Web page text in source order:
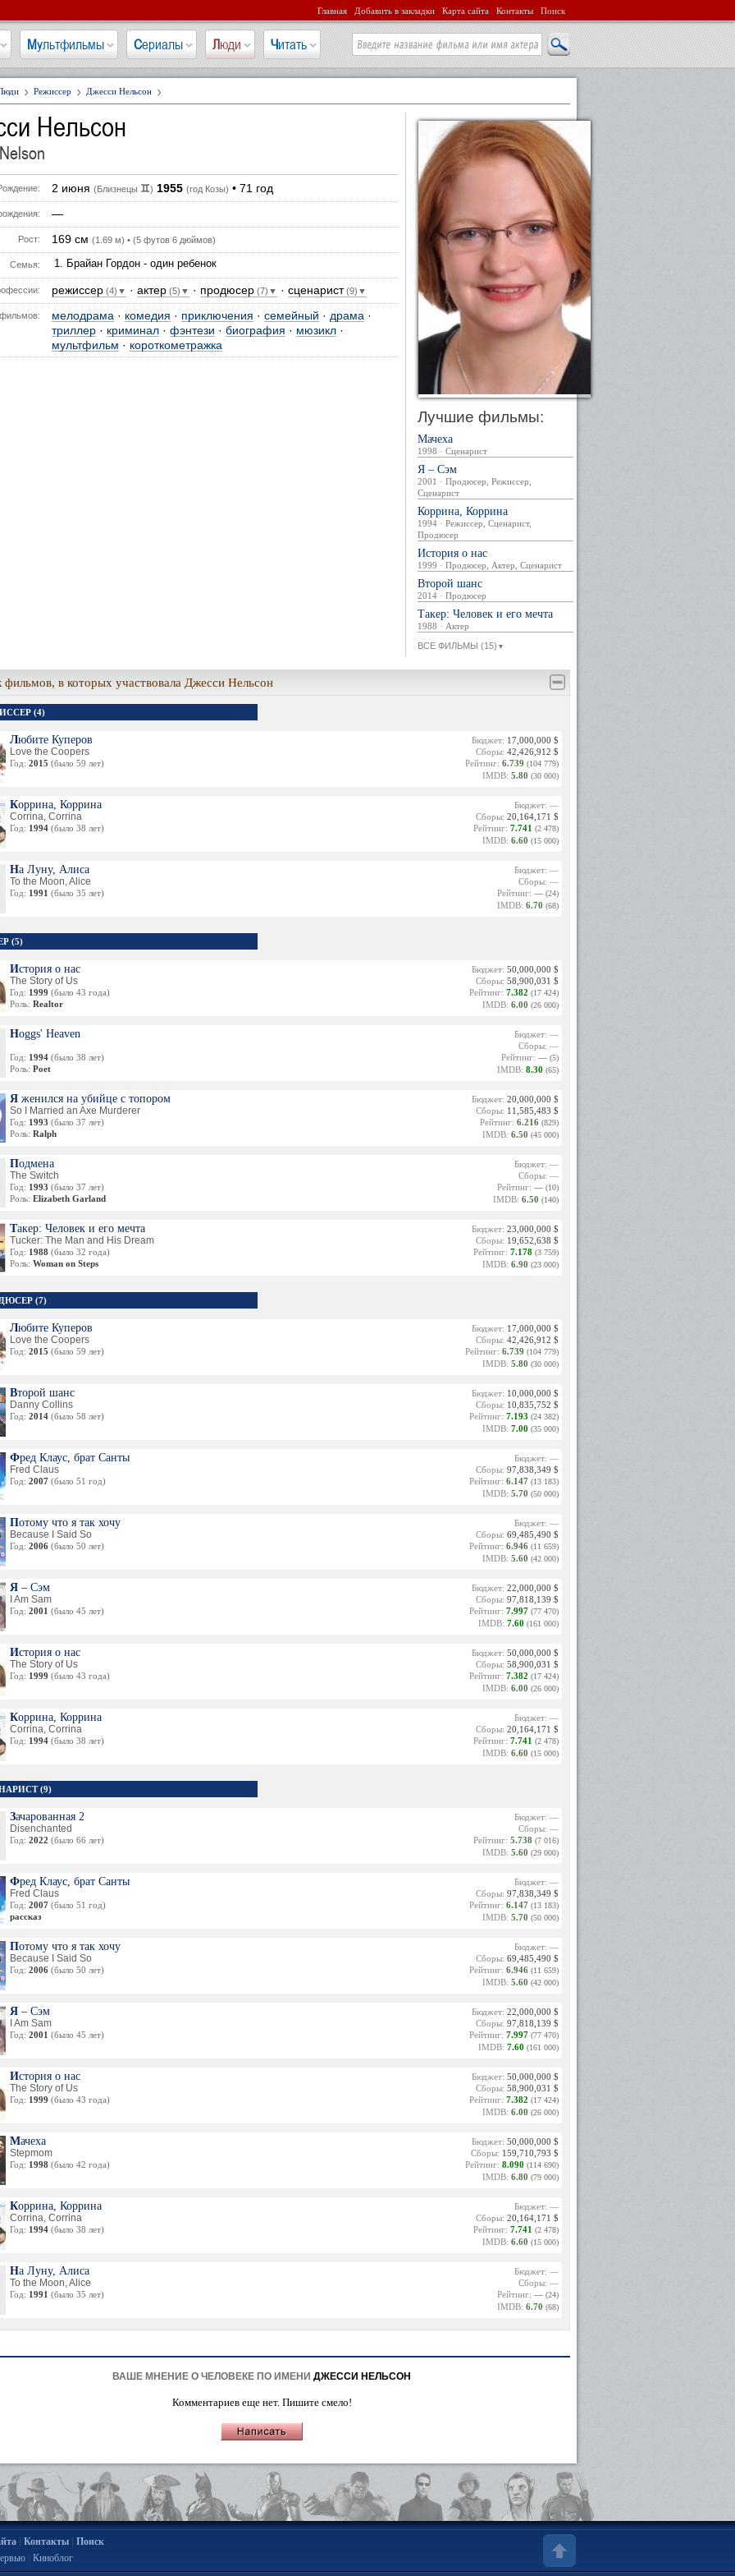
Главная Добавить в закладки Карта сайта Контакты Поиск
Мультфильмы Сериалы Люди Читать
Режиссер Джесси Нельсон
Нельсон
2 июня (Близнецы ♊) 1955 (год Козы) • 71 год
—
Рост: 169 см (1.69 м) • (5 футов 6 дюймов)
Семья: Брайан Гордон - один ребенок
режиссер (4)▼ · актер (5)▼ · продюсер (7)▼ · сценарист(9)▼
мелодрама · комедия · приключения · семейный · драма ·
триллер · криминал · фэнтези · биография · мюзикл ·
мультфильм · короткометражка
Лучшие фильмы:
Мачеха
1998 · Сценарист
Я – Сэм
2001 · Продюсер, Режиссер,
Сценарист
Коррина, Коррина
1994 · Режиссер, Сценарист,
Продюсер
История о нас
1999 · Продюсер, Актер, Сценарист
Второй шанс
2014 · Продюсер
Такер: Человек и его мечта
1988 · Актер
ВСЕ ФИЛЬМЫ (15) ▼
фильмов, в которых участвовала Джесси Нельсон
(4)
Любите Куперов
Love the Coopers
Год: 2015 (было 59 лет)
Бюджет: 17,000,000 $
Сборы: 42,426,912 $
Рейтинг: 6.739 (104 779)
IMDB: 5.80 (30 000)
Коррина, Коррина
Corrina, Corrina
Год: 1994 (было 38 лет)
Бюджет: —
Сборы: 20,164,171 $
Рейтинг: 7.741 (2 478)
IMDB: 6.60 (15 000)
На Луну, Алиса
To the Moon, Alice
Год: 1991 (было 35 лет)
Бюджет: —
Сборы: —
Рейтинг: — (24)
IMDB: 6.70 (68)
(5)
История о нас
The Story of Us
Год: 1999 (было 43 года)
Роль: Realtor
Бюджет: 50,000,000 $
Сборы: 58,900,031 $
Рейтинг: 7.382 (17 424)
IMDB: 6.00 (26 000)
Hoggs' Heaven
Год: 1994 (было 38 лет)
Роль: Poet
Бюджет: —
Сборы: —
Рейтинг: — (5)
IMDB: 8.30 (65)
Я женился на убийце с топором
So I Married an Axe Murderer
Год: 1993 (было 37 лет)
Роль: Ralph
Бюджет: 20,000,000 $
Сборы: 11,585,483 $
Рейтинг: 6.216 (829)
IMDB: 6.50 (45 000)
Подмена
The Switch
Год: 1993 (было 37 лет)
Роль: Elizabeth Garland
Бюджет: —
Сборы: —
Рейтинг: — (10)
IMDB: 6.50 (140)
Такер: Человек и его мечта
Tucker: The Man and His Dream
Год: 1988 (было 32 года)
Роль: Woman on Steps
Бюджет: 23,000,000 $
Сборы: 19,652,638 $
Рейтинг: 7.178 (3 759)
IMDB: 6.90 (23 000)
(7)
Любите Куперов
Love the Coopers
Год: 2015 (было 59 лет)
Бюджет: 17,000,000 $
Сборы: 42,426,912 $
Рейтинг: 6.739 (104 779)
IMDB: 5.80 (30 000)
Второй шанс
Danny Collins
Год: 2014 (было 58 лет)
Бюджет: 10,000,000 $
Сборы: 10,835,752 $
Рейтинг: 7.193 (24 382)
IMDB: 7.00 (35 000)
Фред Клаус, брат Санты
Fred Claus
Год: 2007 (было 51 год)
Бюджет: —
Сборы: 97,838,349 $
Рейтинг: 6.147 (13 183)
IMDB: 5.70 (50 000)
Потому что я так хочу
Because I Said So
Год: 2006 (было 50 лет)
Бюджет: —
Сборы: 69,485,490 $
Рейтинг: 6.946 (11 659)
IMDB: 5.60 (42 000)
Я – Сэм
I Am Sam
Год: 2001 (было 45 лет)
Бюджет: 22,000,000 $
Сборы: 97,818,139 $
Рейтинг: 7.997 (77 470)
IMDB: 7.60 (161 000)
История о нас
The Story of Us
Год: 1999 (было 43 года)
Бюджет: 50,000,000 $
Сборы: 58,900,031 $
Рейтинг: 7.382 (17 424)
IMDB: 6.00 (26 000)
Коррина, Коррина
Corrina, Corrina
Год: 1994 (было 38 лет)
Бюджет: —
Сборы: 20,164,171 $
Рейтинг: 7.741 (2 478)
IMDB: 6.60 (15 000)
(9)
Зачарованная 2
Disenchanted
Год: 2022 (было 66 лет)
Бюджет: —
Сборы: —
Рейтинг: 5.738 (7 016)
IMDB: 5.60 (29 000)
Фред Клаус, брат Санты
Fred Claus
Год: 2007 (было 51 год)
рассказ
Бюджет: —
Сборы: 97,838,349 $
Рейтинг: 6.147 (13 183)
IMDB: 5.70 (50 000)
Потому что я так хочу
Because I Said So
Год: 2006 (было 50 лет)
Бюджет: —
Сборы: 69,485,490 $
Рейтинг: 6.946 (11 659)
IMDB: 5.60 (42 000)
Я – Сэм
I Am Sam
Год: 2001 (было 45 лет)
Бюджет: 22,000,000 $
Сборы: 97,818,139 $
Рейтинг: 7.997 (77 470)
IMDB: 7.60 (161 000)
История о нас
The Story of Us
Год: 1999 (было 43 года)
Бюджет: 50,000,000 $
Сборы: 58,900,031 $
Рейтинг: 7.382 (17 424)
IMDB: 6.00 (26 000)
Мачеха
Stepmom
Год: 1998 (было 42 года)
Бюджет: 50,000,000 $
Сборы: 159,710,793 $
Рейтинг: 8.090 (114 690)
IMDB: 6.80 (79 000)
Коррина, Коррина
Corrina, Corrina
Год: 1994 (было 38 лет)
Бюджет: —
Сборы: 20,164,171 $
Рейтинг: 7.741 (2 478)
IMDB: 6.60 (15 000)
На Луну, Алиса
To the Moon, Alice
Год: 1991 (было 35 лет)
Бюджет: —
Сборы: —
Рейтинг: — (24)
IMDB: 6.70 (68)
ВАШЕ МНЕНИЕ О ЧЕЛОВЕКЕ ПО ИМЕНИ ДЖЕССИ НЕЛЬСОН
Комментариев еще нет. Пишите смело!
| Контакты| Поиск
| Киноблог